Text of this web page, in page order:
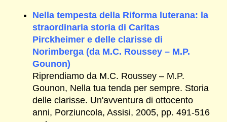
Nella tempesta della Riforma luterana: la
straordinaria storia di Caritas
Pirckheimer e delle clarisse di
Norimberga (da M.C. Roussey – M.P.
Gounon)
Riprendiamo da M.C. Roussey – M.P.
Gounon, Nella tua tenda per sempre. Storia
delle clarisse. Un'avventura di ottocento
anni, Porziuncola, Assisi, 2005, pp. 491-516